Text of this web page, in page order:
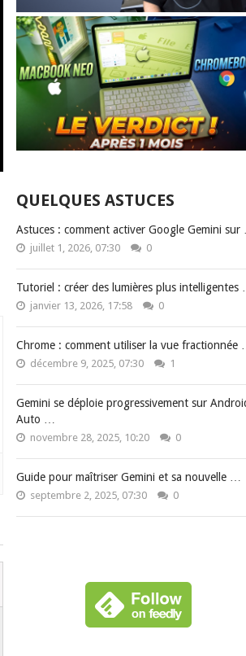
QUELQUES ASTUCES
Astuces : comment activer Google Gemini
juillet 1, 2026, 07:30 0
Tutoriel : créer des lumières plus intelligentes
janvier 13, 2026, 17:58 0
Chrome : comment utiliser la vue fractionnée
décembre 9, 2025, 07:30 1
Gemini se déploie progressivement sur
Auto …
novembre 28, 2025, 10:20 0
Guide pour maîtriser Gemini et sa nouvelle …
septembre 2, 2025, 07:30 0